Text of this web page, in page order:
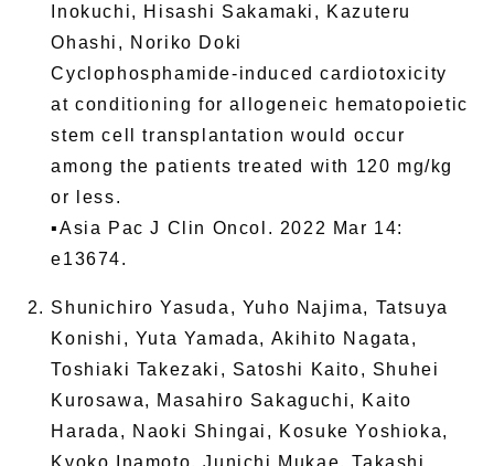
Inokuchi, Hisashi Sakamaki, Kazuteru
Ohashi, Noriko Doki
Cyclophosphamide-induced cardiotoxicity
at conditioning for allogeneic hematopoietic
stem cell transplantation would occur
among the patients treated with 120 mg/kg
or less.
▪Asia Pac J Clin Oncol. 2022 Mar 14:
e13674.
Shunichiro Yasuda, Yuho Najima, Tatsuya
Konishi, Yuta Yamada, Akihito Nagata,
Toshiaki Takezaki, Satoshi Kaito, Shuhei
Kurosawa, Masahiro Sakaguchi, Kaito
Harada, Naoki Shingai, Kosuke Yoshioka,
Kyoko Inamoto, Junichi Mukae, Takashi